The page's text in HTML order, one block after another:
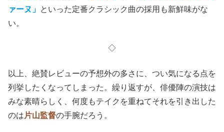
ァーヌ」 といった定番クラシック曲の採用も新鮮味がな
い。
◇
以上、絶賛レビューの予想外の多さに、つい気になる点を
列挙したくなってしまった。繰り返すが、俳優陣の演技は
みな素晴らしく、何度もテイクを重ねてそれを引き出した
のは 片山監督の手腕だろう。